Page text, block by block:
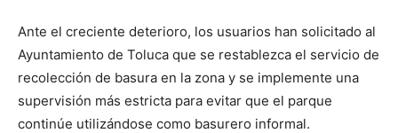
Ante el creciente deterioro, los usuarios han solicitado al
Ayuntamiento de Toluca que se restablezca el servicio de
recolección de basura en la zona y se implemente una
supervisión más estricta para evitar que el parque
continúe utilizándose como basurero informal.